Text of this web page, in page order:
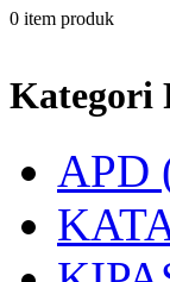
0 item produk
Kategori
APD